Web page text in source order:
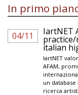
In primo
04/11 IartNET
italian
IartNET
AFAM,
un
ricerca